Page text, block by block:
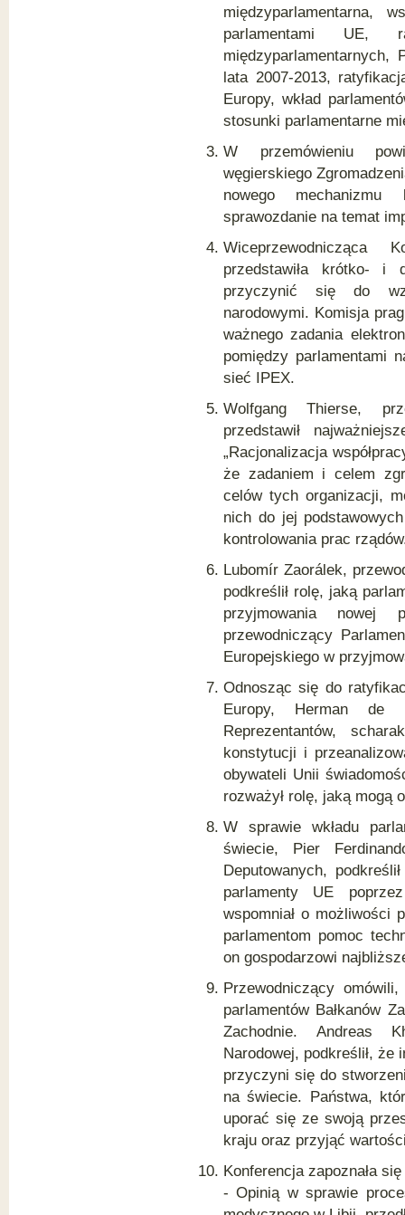
międzyparlamentarna,
parlamentami UE,
międzyparlamentarnych,
lata 2007-2013,
Europy, wkład
stosunki parlamentarne
W przemówieniu
węgierskiego
nowego mechanizmu
sprawozdanie na temat
Wiceprzewodnicząca
przedstawiła krótko- i
przyczynić się do
narodowymi. Komisja
ważnego zadania
pomiędzy parlamentami
sieć IPEX.
Wolfgang Thierse,
przedstawił
„Racjonalizacja
że zadaniem i celem
celów tych organizacji,
nich do jej
kontrolowania prac
Lubomír Zaorálek,
podkreślił rolę, jaką
przyjmowania nowej
przewodniczący
Europejskiego w
Odnosząc się do
Europy, Herman de
Reprezentantów,
konstytucji i
obywateli Unii
rozważył rolę, jaką mogą
W sprawie wkładu
świecie, Pier
Deputowanych,
parlamenty UE
wspomniał o możliwości
parlamentom pomoc
on gospodarzowi
Przewodniczący
parlamentów Bałkanów
Zachodnie. Andreas
Narodowej, podkreślił, że
przyczyni się do
na świecie. Państwa,
uporać się ze swoją
kraju oraz przyjąć
Konferencja zapoznała
- Opinią w sprawie